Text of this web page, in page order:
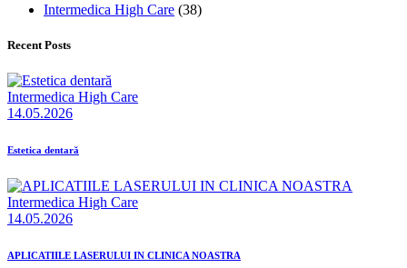
Intermedica High Care (38)
Recent Posts
Intermedica High Care
14.05.2026
Estetica dentară
Intermedica High Care
14.05.2026
APLICATIILE LASERULUI IN CLINICA NOASTRA